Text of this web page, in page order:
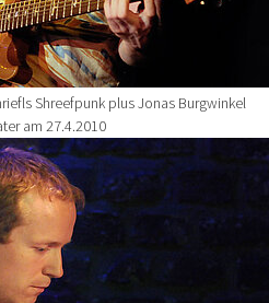
Shreefpunk plus Jonas Burgwinkel
am 27.4.2010